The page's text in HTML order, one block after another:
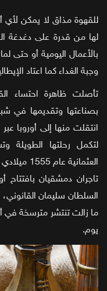
للقهوة مذاق لا يمكن لأي
لها من قدرة على دغدغة
بالأعمال اليومية أو حتى
وجبة الغداء كما اعتاد
تأصلت ظاهرة احتساء
بصناعتها وتقديمها في
انتقلت منها إلى أوروبا
لتكمل رحلتها الطويلة
تاجران دمشقيان
السلطان سليمان
ما زالت تنتشر مترسخة في
يوم.